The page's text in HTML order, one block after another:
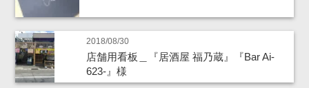
2018/08/30
店舗用看板＿『居酒屋 福乃蔵』『Bar Ai-
623-』様